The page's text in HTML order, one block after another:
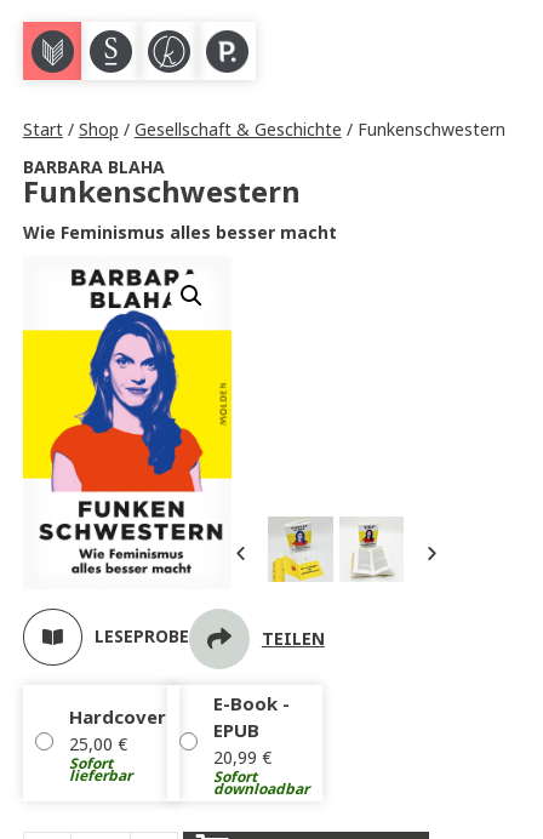
M S K P
Start/ Shop / Gesellschaft & Geschichte / Funkenschwestern
BARBARA BLAHA
Funkenschwestern
Wie Feminismus alles besser macht
LESEPROBE TEILEN
Hardcover
25,00 €
Sofort
lieferbar
E-Book -
EPUB
20,99 €
Sofort
downloadbar